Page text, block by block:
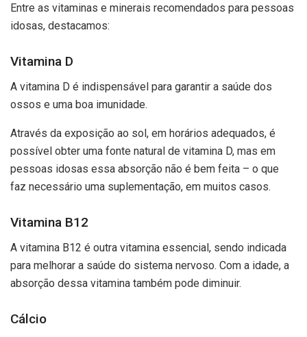
Entre as vitaminas e minerais recomendados para pessoas
idosas, destacamos:
Vitamina D
A vitamina D é indispensável para garantir a saúde dos
ossos e uma boa imunidade.
Através da exposição ao sol, em horários adequados, é
possível obter uma fonte natural de vitamina D, mas em
pessoas idosas essa absorção não é bem feita – o que
faz necessário uma suplementação, em muitos casos.
Vitamina B12
A vitamina B12 é outra vitamina essencial, sendo indicada
para melhorar a saúde do sistema nervoso. Com a idade, a
absorção dessa vitamina também pode diminuir.
Cálcio